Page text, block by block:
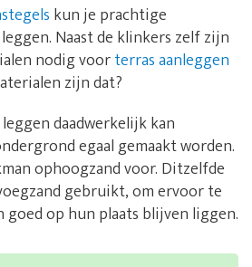
kun je prachtige
Naast de klinkers zelf zijn
nodig voorterras aanleggen
zijn dat?
daadwerkelijk kan
egaal gemaakt worden.
ophoogzand voor. Ditzelfde
gebruikt, om ervoor te
goed op hun plaats blijven liggen.